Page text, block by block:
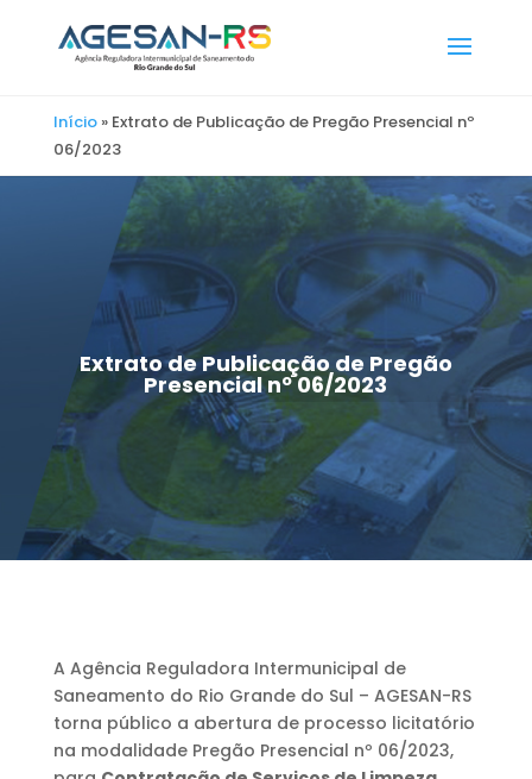
Início» Extrato de Publicação de Pregão Presencial nº
06/2023
Extrato de Publicação de Pregão
Presencial nº 06/2023
A Agência Reguladora Intermunicipal de
Saneamento do Rio Grande do Sul – AGESAN-RS
torna público a abertura de processo licitatório
na modalidade Pregão Presencial nº 06/2023,